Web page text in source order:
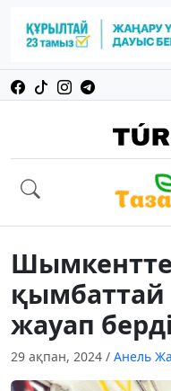
қымбаттай
жауап берді
29 ақпан, 2024 / Анель